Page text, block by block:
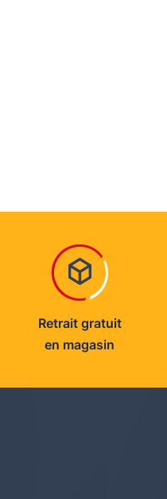
Retrait gratuit
en magasin